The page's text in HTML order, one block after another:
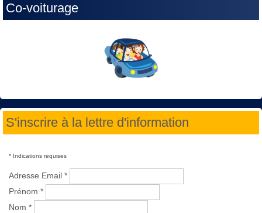
Co-voiturage
S'inscrire à la lettre d'information
* Indications requises
Adresse Email *
Prénom *
Nom *